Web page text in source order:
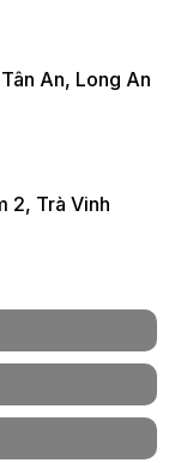
An, Long An
2, Trà Vinh